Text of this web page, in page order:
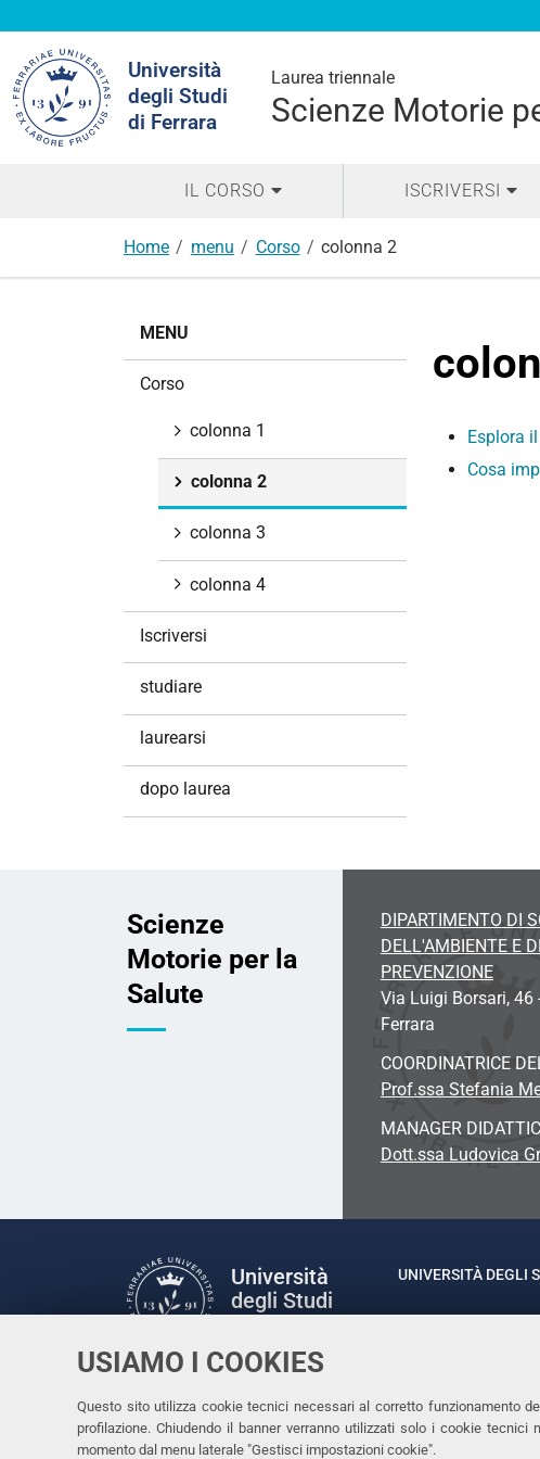
USIAMO I COOKIES
Questo sito utilizza cookie tecnici necessari al corretto funzionamento
profilazione. Chiudendo il banner verranno utilizzati solo i cookie
momento dal menu laterale "Gestisci impostazioni cookie".
Università
degli Studi
di Ferrara
Laurea triennale
Scienze Motorie
nel
sito
IL CORSO ISCRIVERSI
Home menu Corso colonna 2
Esplora
Cosa
MENU
Corso
colonna 1
colonna 2
colonna 3
colonna 4
Iscriversi
studiare
laurearsi
dopo laurea
Scienze
Motorie per la
Salute
DIPARTIMENTO DI
DELL'AMBIENTE E
PREVENZIONE
Via Luigi Borsari, 46
Ferrara
COORDINATRICE
Prof.ssa Stefania
MANAGER
Dott.ssa Ludovica
Università
degli Studi
Facebook
LinkedinInstagram
Youtube
UNIVERSITÀ DEGLI
Rettrice: Prof.ssa